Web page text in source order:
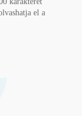
el a